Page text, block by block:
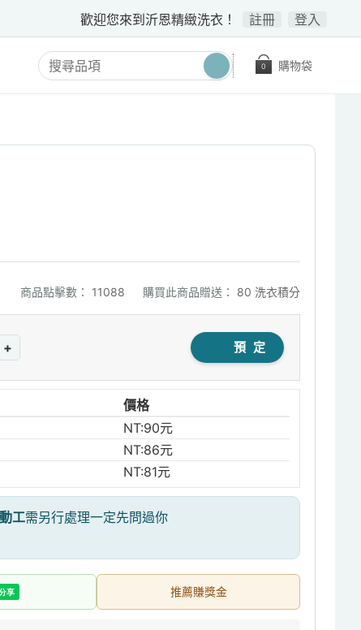
歡迎您來到沂恩精緻洗衣！ 註冊 登入
購物袋
0
商品點擊數： 11088 購買此商品贈送： 80 洗衣積分
+ 預 定
價格
NT:90元
NT:86元
NT:81元
工需另行處理一定先問過你
推薦賺獎金